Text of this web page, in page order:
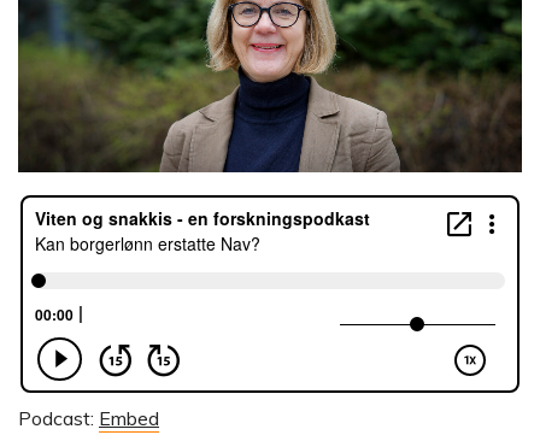
Podcast: Embed